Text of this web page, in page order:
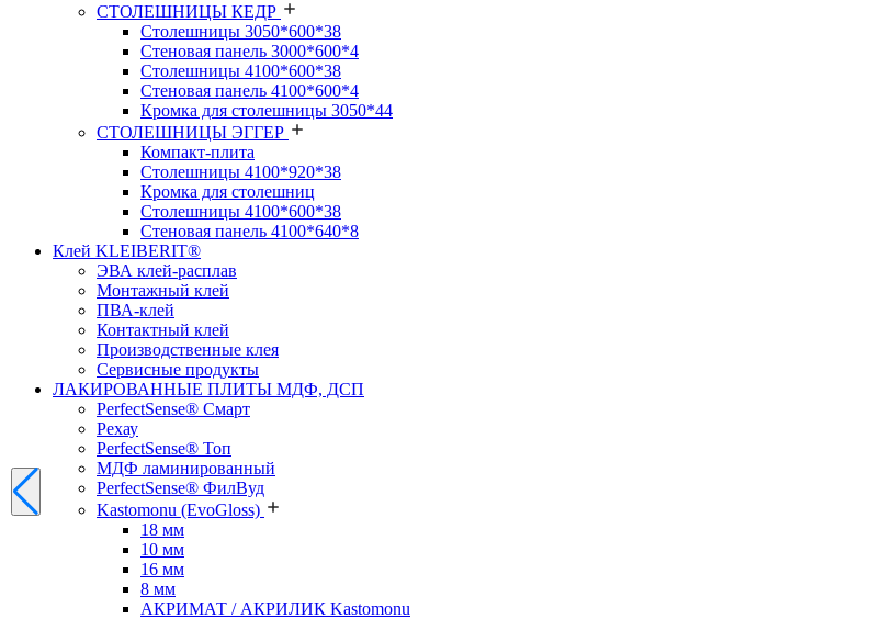
СТОЛЕШНИЦЫ КЕДР
Столешницы 3050*600*38
Стеновая панель 3000*600*4
Столешницы 4100*600*38
Стеновая панель 4100*600*4
Кромка для столешницы 3050*44
СТОЛЕШНИЦЫ ЭГГЕР
Компакт-плита
Столешницы 4100*920*38
Кромка для столешниц
Столешницы 4100*600*38
Стеновая панель 4100*640*8
Клей KLEIBERIT®
ЭВА клей-расплав
Монтажный клей
ПВА-клей
Контактный клей
Производственные клея
Сервисные продукты
ЛАКИРОВАННЫЕ ПЛИТЫ МДФ, ДСП
PerfectSense® Смарт
Рехау
PerfectSense® Топ
МДФ ламинированный
PerfectSense® ФилВуд
Kastomonu (EvoGloss)
18 мм
10 мм
16 мм
8 мм
АКРИМАТ / АКРИЛИК Kastomonu